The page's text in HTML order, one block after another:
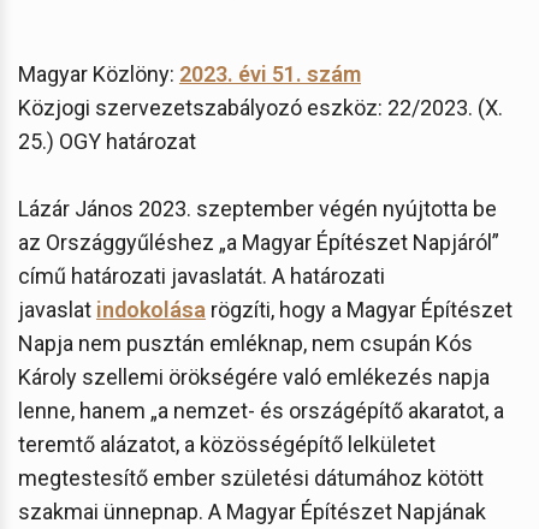
Magyar Közlöny: 2023. évi 51. szám
Közjogi szervezetszabályozó eszköz: 22/2023. (X.
25.) OGY határozat
Lázár János 2023. szeptember végén nyújtotta be
az Országgyűléshez „a Magyar Építészet Napjáról”
című határozati javaslatát. A határozati
javaslat indokolása rögzíti, hogy a Magyar Építészet
Napja nem pusztán emléknap, nem csupán Kós
Károly szellemi örökségére való emlékezés napja
lenne, hanem „a nemzet- és országépítő akaratot, a
teremtő alázatot, a közösségépítő lelkületet
megtestesítő ember születési dátumához kötött
szakmai ünnepnap. A Magyar Építészet Napjának